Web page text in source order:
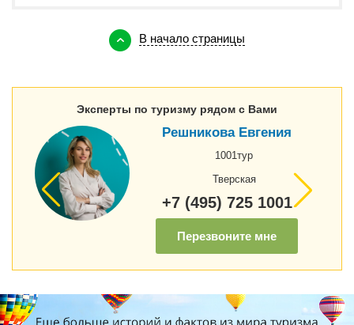
В начало страницы
Эксперты по туризму рядом с Вами
Решникова Евгения
1001тур
Тверская
+7 (495) 725 1001
Перезвоните мне